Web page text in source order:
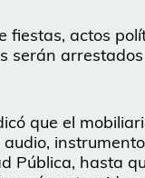
actos
serán
que el
Pública, hasta